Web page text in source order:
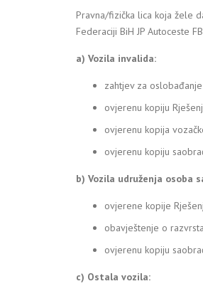
Pravna/fizička lica koja žele
Federaciji BiH JP Autoceste
a) Vozila invalida:
zahtjev za
ovjerenu kopiju
ovjerenu kopija
ovjerenu kopiju
b) Vozila udruženja osoba
ovjerene kopije
obavještenje o
ovjerenu kopiju
c) Ostala vozila: